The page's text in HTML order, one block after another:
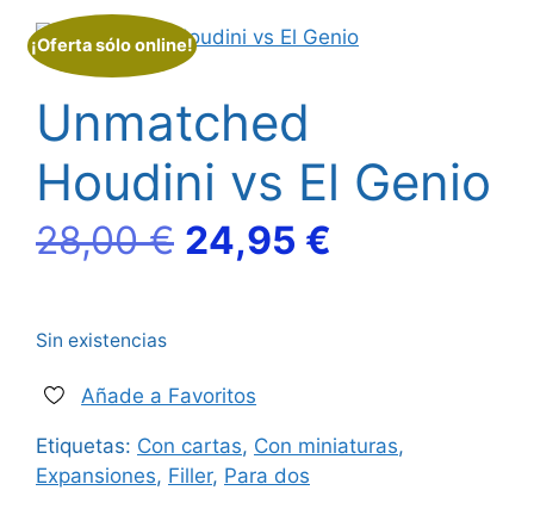
¡Oferta sólo online!
Unmatched
Houdini vs El Genio
28,00€ El
era:
28,00 €.
24,95 €
24,95 €.
Sin existencias
Añade a Favoritos
Etiquetas: Con cartas, Con miniaturas,
Expansiones, Filler, Para dos